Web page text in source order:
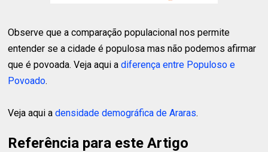
Observe que a comparação populacional nos permite
entender se a cidade é populosa mas não podemos afirmar
que é povoada. Veja aqui adiferença entre Populoso e
Povoado.
Veja aqui adensidade demográfica de Araras.
Referência para este Artigo